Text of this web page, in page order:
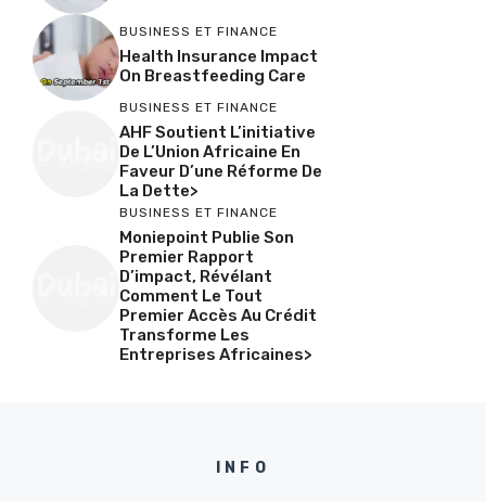
BUSINESS ET FINANCE
Health Insurance Impact
On Breastfeeding Care
BUSINESS ET FINANCE
AHF Soutient L’initiative
De L’Union Africaine En
Faveur D’une Réforme De
La Dette>
BUSINESS ET FINANCE
Moniepoint Publie Son
Premier Rapport
D’impact, Révélant
Comment Le Tout
Premier Accès Au Crédit
Transforme Les
Entreprises Africaines>
INFO